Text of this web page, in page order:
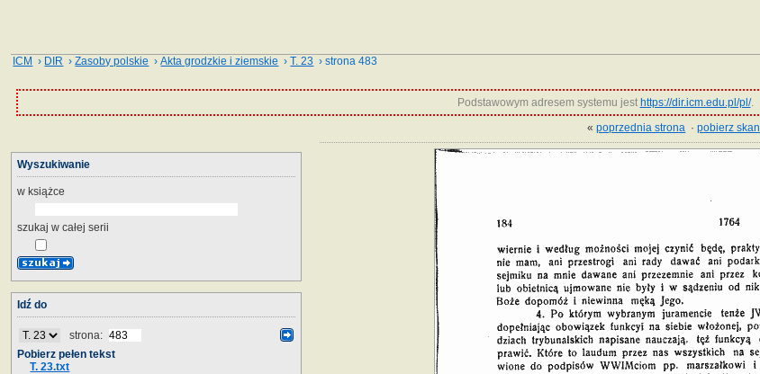
ICM › DIR ›Zasoby polskie ›Akta grodzkie i ziemskie ›T. 23 › strona 483
Podstawowym adresem systemu jest https://dir.icm.edu.pl/pl/.
«poprzednia strona ·pobierz skan
Wyszukiwanie
w książce
szukaj w całej serii
Idź do
strona:
Pobierz pełen tekst
T. 23.txt